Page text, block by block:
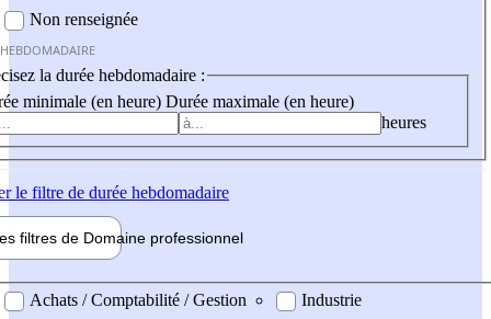
Non renseignée
la durée hebdomadaire :
minimale (en heure) Durée maximale (en heure)
heures
le filtre de durée hebdomadaire
filtres de Domaine professionnel
professionel
Achats / Comptabilité / Gestion
Industrie